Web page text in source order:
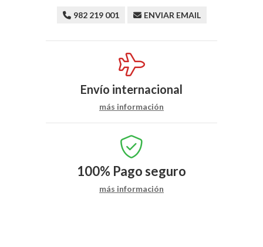
982 219 001 ENVIAR EMAIL
Envío internacional
más información
100% Pago seguro
más información